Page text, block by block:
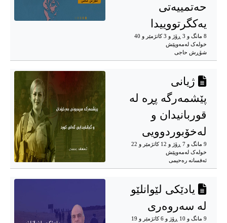
حەتمییەتی
یەکگرتووییدا
8 مانگ و 3 ڕۆژ و 3 کاتژمێر و 40
خوله‌ک له‌مه‌وپێش‌
شۆڕش حاجی
ژیانی
پێشمەرگە پڕە لە
قوربانیدان و
لەخۆبوردوویی
9 مانگ و 7 ڕۆژ و 12 کاتژمێر و 22
خوله‌ک له‌مه‌وپێش‌
ئەفسانە رەحیمی
یادێکی لێوانلێو
لە سەروەری
9 مانگ و 10 ڕۆژ و 6 کاتژمێر و 19